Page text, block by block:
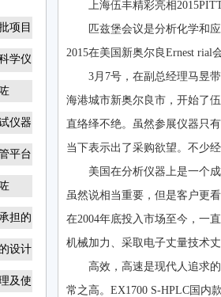
项目
学仪
仪器
平台
担的
设计
及使
上海伍丰精彩亮相
匹兹堡会议是分析化学和
2015在美国新奥尔良Ernest rial
3月7号，在副总经理马昱
海港城市新奥尔良市，开始了
直络绎不绝。虽然参展仪器只
当下表示出了采购欲望。不少
美国在分析仪器上是一个
虽然说相当重要，但是客户更
在2004年底投入市场至今，一
机械加力、采取电子丈量技术
高效，高速是现代人追求
常之高。EX1700 S-HPLC国内